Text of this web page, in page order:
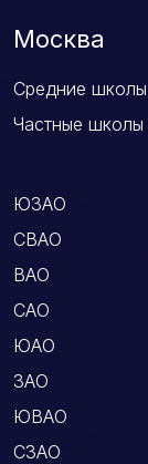
Москва
Средние школы
Частные школы
ЮЗАО
СВАО
ВАО
САО
ЮАО
ЗАО
ЮВАО
СЗАО